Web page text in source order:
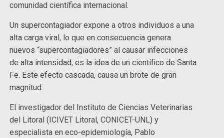
comunidad científica internacional.
Un supercontagiador expone a otros individuos a una
alta carga viral, lo que en consecuencia genera
nuevos “supercontagiadores” al causar infecciones
de alta intensidad, es la idea de un científico de Santa
Fe. Este efecto cascada, causa un brote de gran
magnitud.
El investigador del Instituto de Ciencias Veterinarias
del Litoral (ICIVET Litoral, CONICET-UNL) y
especialista en eco-epidemiología, Pablo